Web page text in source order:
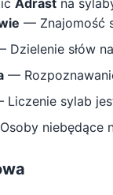
Adrast na
— Znajomość
Dzielenie słów
—
Liczenie sylab
niebędące